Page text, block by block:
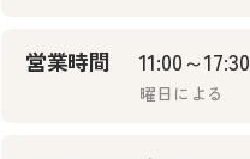
営業時間 11:00～17:30
曜日による